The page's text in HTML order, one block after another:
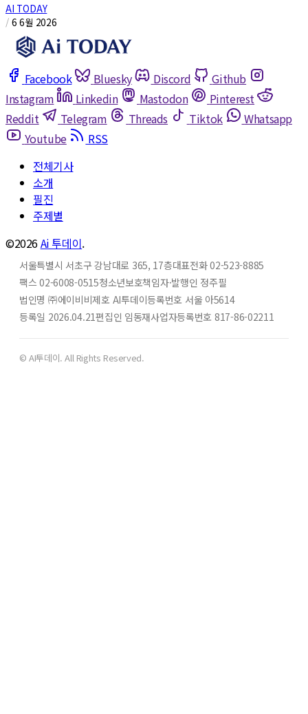
AI TODAY
/ 6 6월 2026
Facebook Bluesky Discord
Github
Instagram
Linkedin Mastodon
Pinterest
Reddit
Telegram Threads Tiktok
Whatsapp
Youtube
RSS
전체기사
소개
필진
주제별
©2026Ai 투데이.
서울특별시 서초구 강남대로 365, 17층대표전화 02-523-8885
팩스 02-6008-0515청소년보호책임자·발행인 정주필
법인명 ㈜에이비비제호 AI투데이등록번호 서울 아5614
등록일 2026.04.21편집인 임동재사업자등록번호 817-86-02211
© AI투데이. All Rights Reserved.